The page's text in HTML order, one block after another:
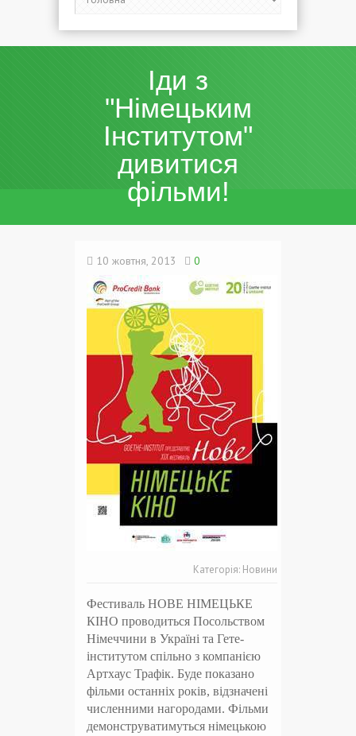
Іди з
"Німецьким
Інститутом"
дивитися
фільми!
10 жовтня, 2013 0
Категорія: Новини
Фестиваль НОВЕ НІМЕЦЬКЕ
КІНО проводиться Посольством
Німеччини в Україні та Гете-
інститутом спільно з компанією
Артхаус Трафік. Буде показано
фільми останніх років, відзначені
численними нагородами. Фільми
демонструватимуться німецькою